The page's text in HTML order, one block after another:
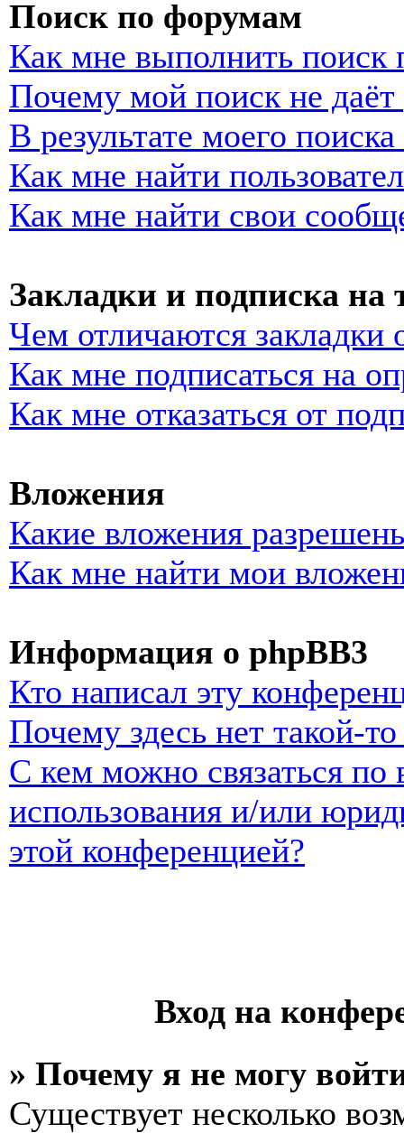
Поиск по форумам
Как мне выполнить
Почему мой поиск не даёт
В результате моего
Как мне найти
Как мне найти свои
Закладки и подписка на
Чем отличаются закладки
Как мне подписаться на
Как мне отказаться от
Вложения
Какие вложения
Как мне найти мои
Информация о phpBB3
Кто написал эту
Почему здесь нет такой-
С кем можно связаться по
использования и/или
этой конференцией?
Вход на
» Почему я не могу
Существует несколько